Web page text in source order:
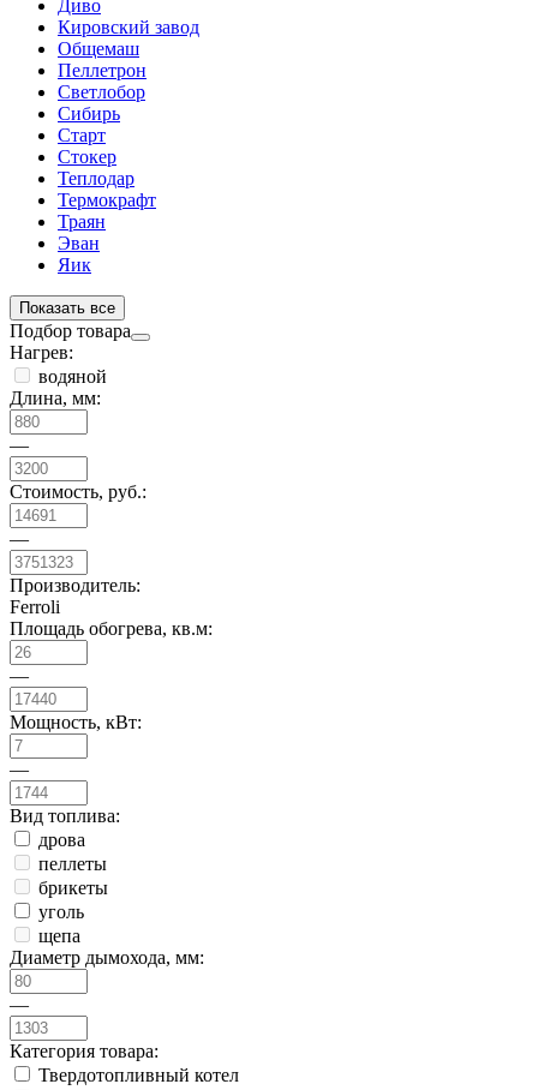
Диво
Кировский завод
Общемаш
Пеллетрон
Светлобор
Сибирь
Старт
Стокер
Теплодар
Термокрафт
Траян
Эван
Яик
Показать все
Подбор товара
Нагрев:
водяной
Длина, мм:
—
Стоимость, руб.:
—
Производитель:
Ferroli
Площадь обогрева, кв.м:
—
Мощность, кВт:
—
Вид топлива:
дрова
пеллеты
брикеты
уголь
щепа
Диаметр дымохода, мм:
—
Категория товара:
Твердотопливный котел